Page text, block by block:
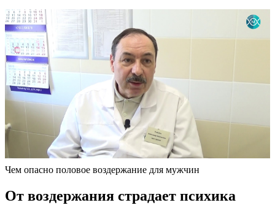
Чем опасно половое воздержание для мужчин
От воздержания страдает психика